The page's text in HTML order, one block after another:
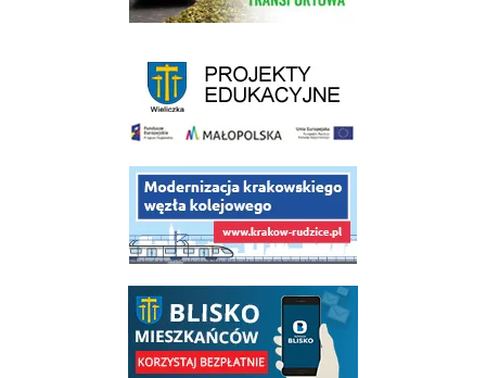
link do opisu projektu budowy linii kolejowej Krakow Rudzice
link do opisu aplikacji - BLISKO, Gmina Wieliczka w aplikacji Blisko